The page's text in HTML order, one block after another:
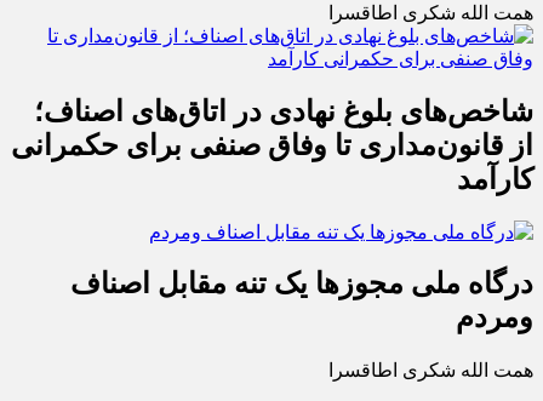
همت الله شکری اطاقسرا
شاخص‌های بلوغ نهادی در اتاق‌های اصناف؛
از قانون‌مداری تا وفاق صنفی برای حکمرانی
کارآمد
درگاه ملی مجوزها یک تنه مقابل اصناف
ومردم
همت الله شکری اطاقسرا